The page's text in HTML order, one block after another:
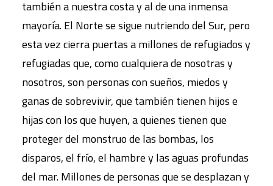
también a nuestra costa y al de una inmensa
mayoría. El Norte se sigue nutriendo del Sur, pero
esta vez cierra puertas a millones de refugiados y
refugiadas que, como cualquiera de nosotras y
nosotros, son personas con sueños, miedos y
ganas de sobrevivir, que también tienen hijos e
hijas con los que huyen, a quienes tienen que
proteger del monstruo de las bombas, los
disparos, el frío, el hambre y las aguas profundas
del mar. Millones de personas que se desplazan y